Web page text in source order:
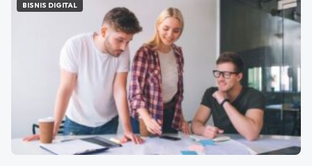
BISNIS DIGITAL